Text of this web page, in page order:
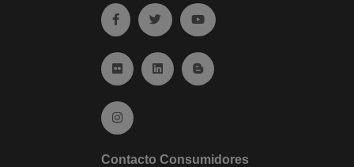
Ir a facebook (abre en ventana nueva)
Ir a twitter (abre en ventana nueva)
Ir a YouTube (abre en
Ir a Flickr (abre en ventana nueva)
Ir a Linkedin (abre en ventana nueva)
Ir al Blog (abre en ventana
Ir a Instagram (abre en ventana nueva)
Contacto Consumidores